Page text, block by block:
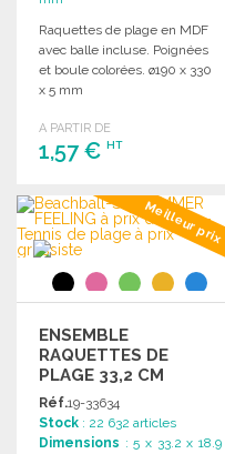
Raquettes de plage en MDF
avec balle incluse. Poignées
et boule colorées. ø190 x 330
x 5 mm
A PARTIR DE
1,57 € HT
COMMANDER
Demander un devis
Meilleur prix
ENSEMBLE
RAQUETTES DE
PLAGE 33,2 CM
Réf.19-33634
Stock : 22 632 articles
Dimensions : 5 x 33.2 x 18.9